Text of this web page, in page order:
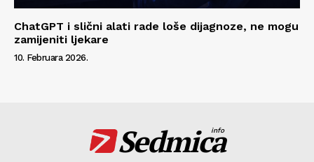
ChatGPT i slični alati rade loše dijagnoze, ne mogu
zamijeniti ljekare
10. Februara 2026.
Sedmica
info